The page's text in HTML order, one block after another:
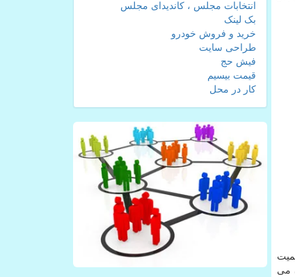
می
انتخابات مجلس ، کاندیدای مجلس
بک لینک
خرید و فروش خودرو
طراحی سایت
فیش حج
قیمت بیسیم
کار در محل